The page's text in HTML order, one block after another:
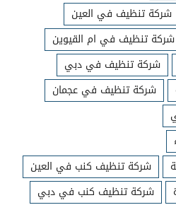
شركة تنظيف في العين
شركة تنظيف في ام القيوين
شركة تنظيف في دبي
شركة تنظيف في عجمان
شركة تنظيف كنب في العين
شركة تنظيف كنب في دبي